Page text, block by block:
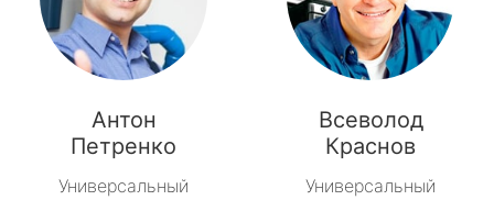
Антон
Петренко
Универсальный
Всеволод
Краснов
Универсальный